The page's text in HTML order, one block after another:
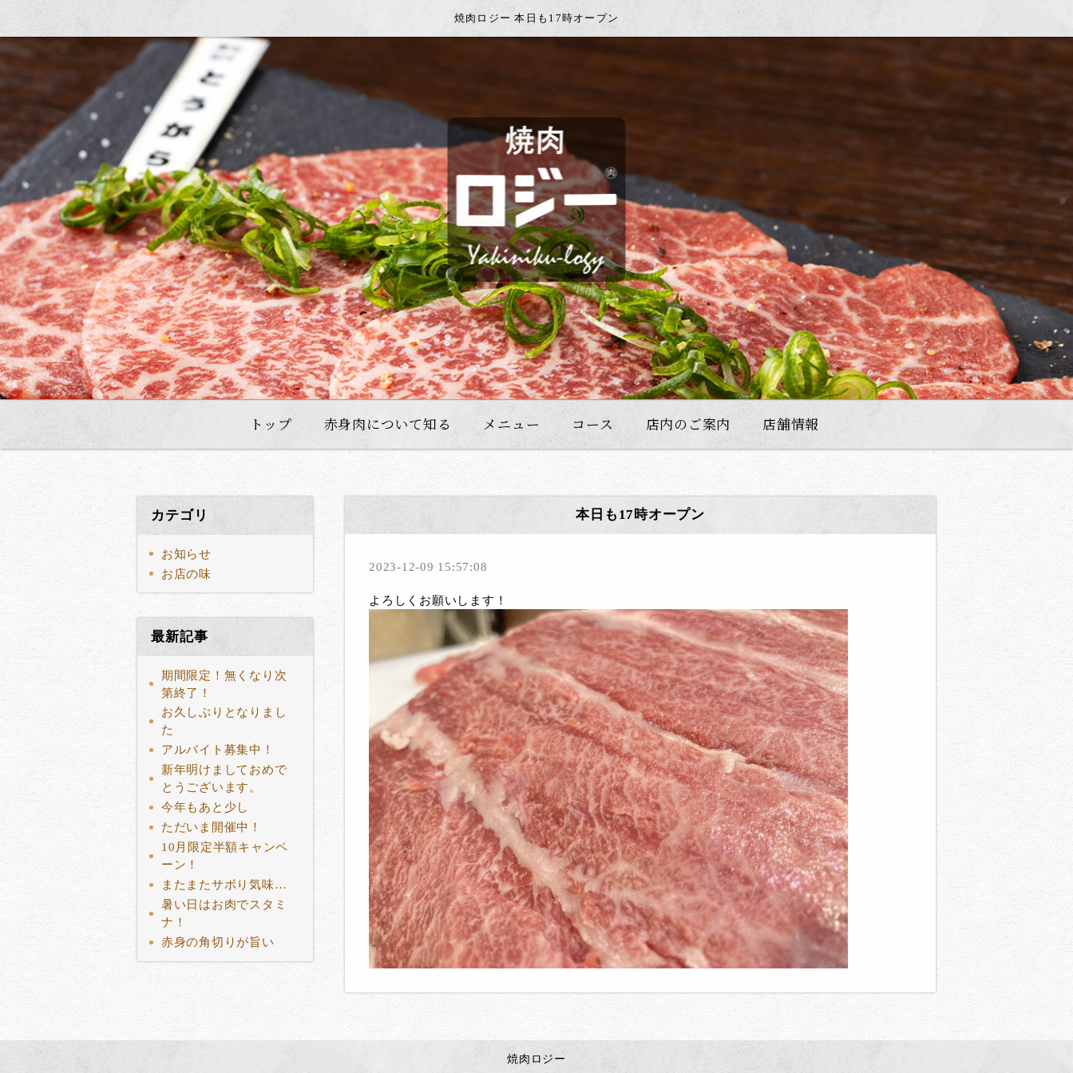
焼肉ロジー 本日も17時オープン
トップ 赤身肉について知る メニュー コース 店内のご案内 店舗情報
カテゴリ
お知らせ
お店の味
最新記事
期間限定！無くなり次
第終了！
お久しぶりとなりまし
た
アルバイト募集中！
新年明けましておめで
とうございます。
今年もあと少し
ただいま開催中！
10月限定半額キャンペ
ーン！
またまたサボり気味…
暑い日はお肉でスタミ
ナ！
赤身の角切りが旨い
本日も17時オープン
2023-12-09 15:57:08
よろしくお願いします！
焼肉ロジー